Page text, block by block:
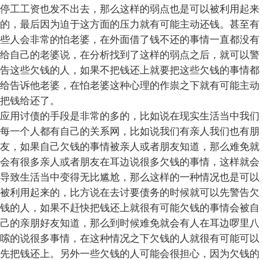
停工工资也发不出去，那么这样的弱点也是可以被利用起来
的，最后因为迫于这方面的压力就有可能主动还钱。甚至有
些人会非常的怕老婆，在外面借了钱不还的事情一直都没有
给自己的老婆说，在分析找到了这样的弱点之后，就可以警
告这些欠钱的人，如果不把钱还上就要把这些欠钱的事情都
给告诉他老婆，在怕老婆这种心理的作祟之下就有可能主动
把钱给还了。
应用讨债的手段是非常的多的，比如说在现实生活当中我们
每一个人都有自己的关系网，比如说我们有亲人我们也有朋
友，如果自己欠钱的事情被亲人或者朋友知道，那么难免就
会有很多亲人或者朋友在耳边说很多欠钱的事情，这样就会
导致生活当中变得无比尴尬，那么这样的一种情况也是可以
被利用起来的，比方说在去讨要债务的时候就可以先警告欠
钱的人，如果不赶快把钱还上就很有可能欠钱的事情会被自
己的亲朋好友知道，那么到时候难免就会有人在耳边啰里八
嗦的说很多事情，在这种情况之下欠钱的人就很有可能可以
先把钱还上。另外一些欠钱的人可能会很担心，因为欠钱的